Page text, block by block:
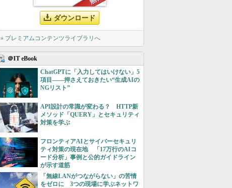
ダウンロード
» プレミアムコンテンツライブラリへ
＠IT eBook
ChatGPTに「入力してはいけない」5
項目――押さえておきたい“生成AIの
NGリスト”
API設計の常識が変わる？ HTTP新
メソッド「QUERY」とセキュリティ
対策を学ぶ
フロンティアAIとサイバーセキュリ
ティ対策の現在地 「17万行のAIコ
ード分析」事例と公的ガイドライン
が示す道筋
「無線LANがつながらない」の苦情
をゼロに 3つの現場に学ぶネットワ